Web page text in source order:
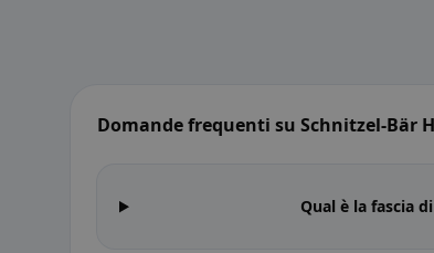
Domande frequenti su Schnitzel-Bär
Qual è la fascia